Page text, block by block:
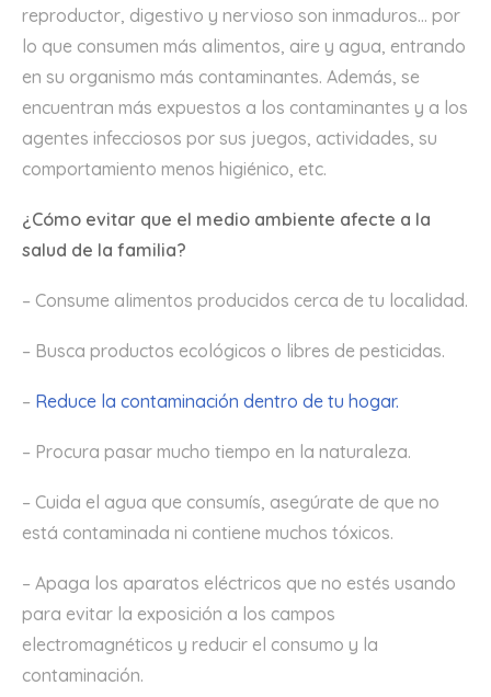
reproductor, digestivo y nervioso son inmaduros… por
lo que consumen más alimentos, aire y agua, entrando
en su organismo más contaminantes. Además, se
encuentran más expuestos a los contaminantes y a los
agentes infecciosos por sus juegos, actividades, su
comportamiento menos higiénico, etc.
¿Cómo evitar que el medio ambiente afecte a la
salud de la familia?
– Consume alimentos producidos cerca de tu localidad.
– Busca productos ecológicos o libres de pesticidas.
– Reduce la contaminación dentro de tu hogar.
– Procura pasar mucho tiempo en la naturaleza.
– Cuida el agua que consumís, asegúrate de que no
está contaminada ni contiene muchos tóxicos.
– Apaga los aparatos eléctricos que no estés usando
para evitar la exposición a los campos
electromagnéticos y reducir el consumo y la
contaminación.